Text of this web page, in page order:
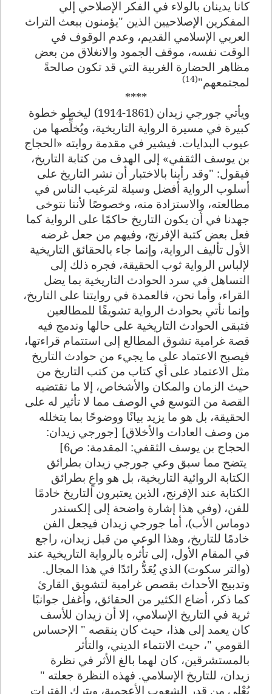
كانا يدينان بالولاء في الفكر الإصلاحي إلي
المفكرين الإصلاحيين الذين "يؤمنون ببعث التراث
العربي الإسلامي القديم، وعدم الوقوف في
الوقت نفسه، موقف الجمود والانغلاق من بعض
مظاهر الحضارة الغربية التي قد تكون صالحةً
لمجتمعهم"(14)
****
ويأتي جورجي زيدان (1861-1914) ليخطو خطوة
كبيرة في مسيرة الرواية التاريخية، ويُخلِّصها من
عيوب البدايات. فيشير في مقدمة روايته «الحجاج
بن يوسف الثقفي» إلى الهدف من كتابة التاريخ،
فيقول: "وقد رأينا بالاختبار أن نشر التاريخ على
أسلوب الرواية أفضل وسيلة لترغيب الناس في
مطالعته، والاستزادة منه، وخصوصًا لأننا نتوخى
جهدنا في أن يكون التاريخ حاكمًا على الرواية كما
فعل بعض كتبة الإفرنج، وفيهم من جعل غرضه
الأول تأليف الرواية، وإنما جاء بالحقائق التاريخية
لإلباس الرواية ثوب الحقيقة، فجره ذلك إلى
التساهل في سرد الحوادث التاريخية بما يضل
القراء، وأما نحن، فالعمدة في روايتنا على التاريخ،
وإنما نأتي بحوادث الرواية تشويقًا للمطالعين
فتبقى الحوادث التاريخية على حالها وندمج فيه
قصة غرامية تشوق المطالع إلى استتمام قراءتها،
فيصبح الاعتماد على ما يجيء من حوادث التاريخ
مثل الاعتماد على أي كتاب من كتب التاريخ من
حيث الزمان والمكان والأشخاص، إلا ما نقتضيه
القصة من التوسع في الوصف مما لا تأثير له على
الحقيقة، بل هو ما يزيد بيانًا ووضوحًا بما يتخلله
من وصف العادات والأخلاق] [جورجي زيدان:
الحجاج بن يوسف الثقفي: المقدمة: ص6]
يتضح مما سبق وعي جورجي زيدان بطرائق
الكتابة الروائية التاريخية، بل هو واعٍ بطرائق
الكتابة عند الإفرنج، الذين يعتبرون التاريخ خادمًا
للفن، (وفي هذا إشارة واضحة إلى إلكسندر
دوماس الأب)، أما جورجي زيدان فيجعل الفن
خادمًا للتاريخ، وهذا الوعي من قبل زيدان، راجع
في المقام الأول، إلى تأثره بالرواية التاريخية عند
(والتر سكوت) الذي يُعَدُّ رائدًا في هذا المجال.
وتدبيج الأحداث بقصص غرامية لتشويق القارئ
كما ذكر، أضاع الكثير من الحقائق، وأغفل جوانبًا
ثرية في التاريخ الإسلامي، إلا أن زيدان للأسف
كان يعمد إلى هذا، حيث كان ينقصه " الإحساس
القومي "، حيث الانتماء الديني، والتأثر
بالمستشرقين، كان لهما بالغ الأثر في نظرة
زيدان، للتاريخ الإسلامي. فهذه النظرة جعلته "
يُعْلي من قدر الشعوب الأعجمية، ويترك الفترات